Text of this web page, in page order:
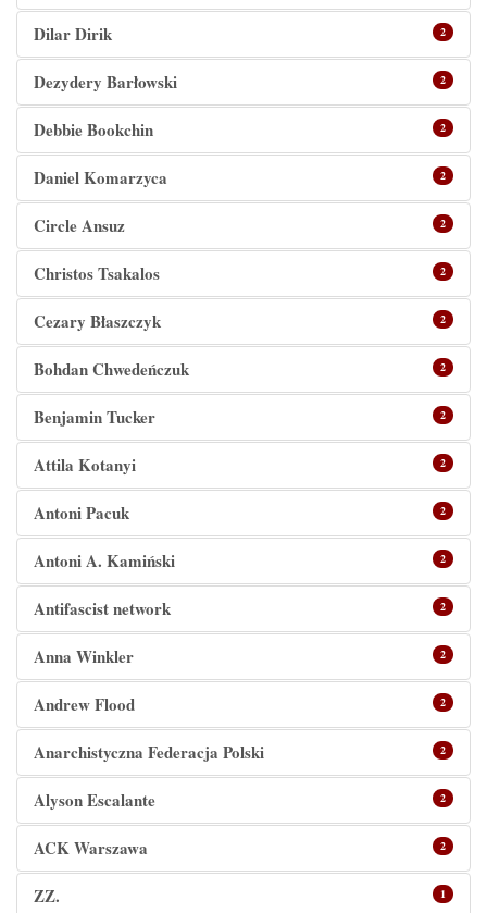
Dilar Dirik 2
Dezydery Barłowski 2
Debbie Bookchin 2
Daniel Komarzyca 2
Circle Ansuz 2
Christos Tsakalos 2
Cezary Błaszczyk 2
Bohdan Chwedeńczuk 2
Benjamin Tucker 2
Attila Kotanyi 2
Antoni Pacuk 2
Antoni A. Kamiński 2
Antifascist network 2
Anna Winkler 2
Andrew Flood 2
Anarchistyczna Federacja Polski 2
Alyson Escalante 2
ACK Warszawa 2
ZZ. 1